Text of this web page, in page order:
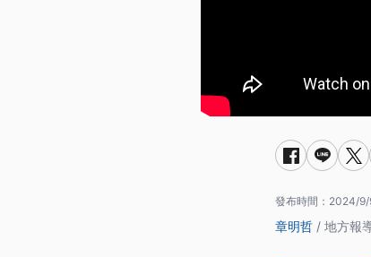
發布時間： 2024/9/
章明哲 / 地方報